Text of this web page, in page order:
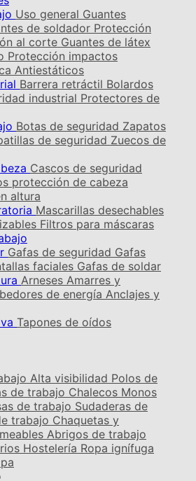
Uso general Guantes
de soldador Protección
al corte Guantes de látex
Protección impactos
Antiestáticos
Barrera retráctil Bolardos
industrial Protectores de
Botas de seguridad Zapatos
de seguridad Zuecos de
Cascos de seguridad
protección de cabeza
altura
Mascarillas desechables
Filtros para máscaras
Gafas de seguridad Gafas
faciales Gafas de soldar
Arneses Amarres y
de energía Anclajes y
Tapones de oídos
Alta visibilidad Polos de
de trabajo Chalecos Monos
de trabajo Sudaderas de
trabajo Chaquetas y
Abrigos de trabajo
Hostelería Ropa ignífuga